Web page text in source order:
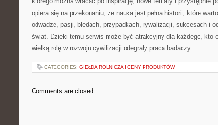
opiera się na przekonaniu, że nauka jest pełna historii, które
odwadze, pasji, błędach, przypadkach, rywalizacji, sukcesach i
świat. Dzięki temu serwis może być atrakcyjny dla każdego, kto
wielką rolę w rozwoju cywilizacji odegrały praca badaczy.
CATEGORIES: GIEŁDA ROLNICZA I CENY PRODUKTÓW
Comments are closed.